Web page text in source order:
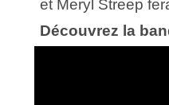
et Meryl Streep
Découvrez la